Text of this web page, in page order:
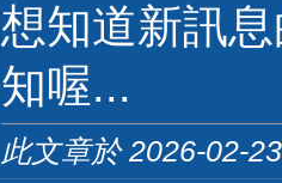
想知道新訊
知喔...
此文章於 2026-02-